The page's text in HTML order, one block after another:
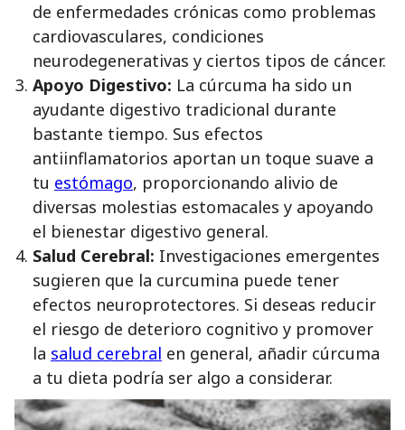
de enfermedades crónicas como problemas
cardiovasculares, condiciones
neurodegenerativas y ciertos tipos de cáncer.
Apoyo Digestivo: La cúrcuma ha sido un
ayudante digestivo tradicional durante
bastante tiempo. Sus efectos
antiinflamatorios aportan un toque suave a
tu estómago, proporcionando alivio de
diversas molestias estomacales y apoyando
el bienestar digestivo general.
Salud Cerebral: Investigaciones emergentes
sugieren que la curcumina puede tener
efectos neuroprotectores. Si deseas reducir
el riesgo de deterioro cognitivo y promover
la salud cerebral en general, añadir cúrcuma
a tu dieta podría ser algo a considerar.